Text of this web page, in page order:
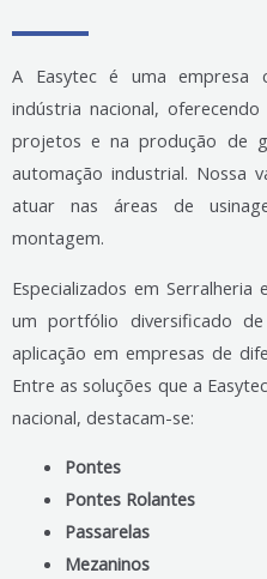
A Easytec é uma empresa
indústria nacional,
projetos e na produção de
automação industrial. Nossa
atuar nas áreas de
montagem.
Especializados em
um portfólio diversificado
aplicação em empresas de
Entre as soluções que a
nacional, destacam-se:
Pontes
Pontes Rolantes
Passarelas
Mezaninos